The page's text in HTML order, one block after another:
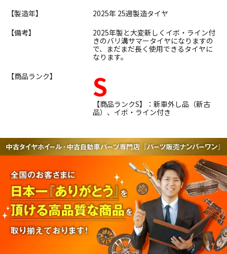
【製造年】
2025年 25週製造タイヤ
【備考】
2025年製と大変新しくイボ・ライン付
きのバリ溝サマータイヤになりますの
で、まだまだ長く使用できるタイヤに
なります。
【商品ランク】
S
【商品ランクS】：新車外し品（新古
品）、イボ・ライン付き